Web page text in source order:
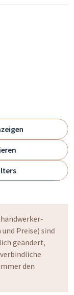
Preise) sind
geändert,
den